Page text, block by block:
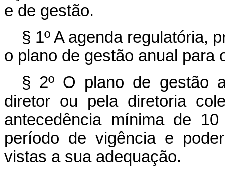
e de gestão.
§ 1º A agenda regulatória,
o plano de gestão anual para
§ 2º O plano de gestão
diretor ou pela diretoria
antecedência mínima de
período de vigência e
vistas a sua adequação.